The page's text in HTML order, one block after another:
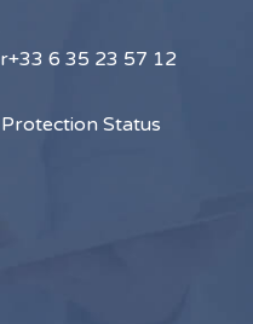
+33 6 35 23 57 12